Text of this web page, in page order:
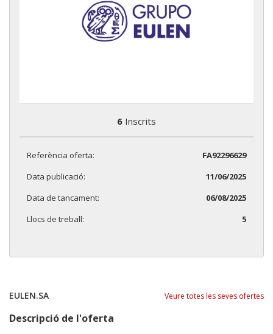
6 Inscrits
Referència oferta:
FA92296629
Data publicació:
11/06/2025
Data de tancament:
06/08/2025
Llocs de treball:
5
EULEN.SA Veure totes les seves ofertes
Descripció de l'oferta